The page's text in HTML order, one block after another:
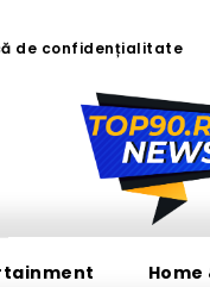
de confidențialitate
Home